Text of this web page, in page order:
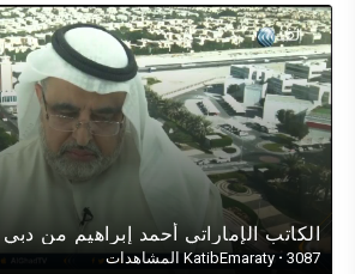
KatibEmaraty · 3087 المشاهدات